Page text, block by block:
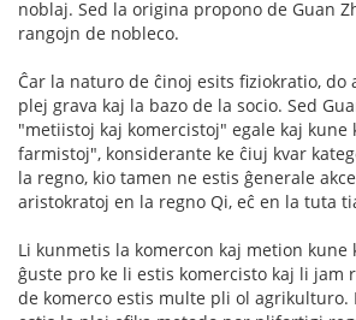
noblaj. Sed la origina propono de Guan
rangojn de nobleco.
Ĉar la naturo de ĉinoj esits fiziokratio, do
plej grava kaj la bazo de la socio. Sed
"metiistoj kaj komercistoj" egale kaj kune
farmistoj", konsiderante ke ĉiuj kvar
la regno, kio tamen ne estis ĝenerale
aristokratoj en la regno Qi, eĉ en la tuta
Li kunmetis la komercon kaj metion
ĝuste pro ke li estis komercisto kaj li jam
de komerco estis multe pli ol agrikulturo.